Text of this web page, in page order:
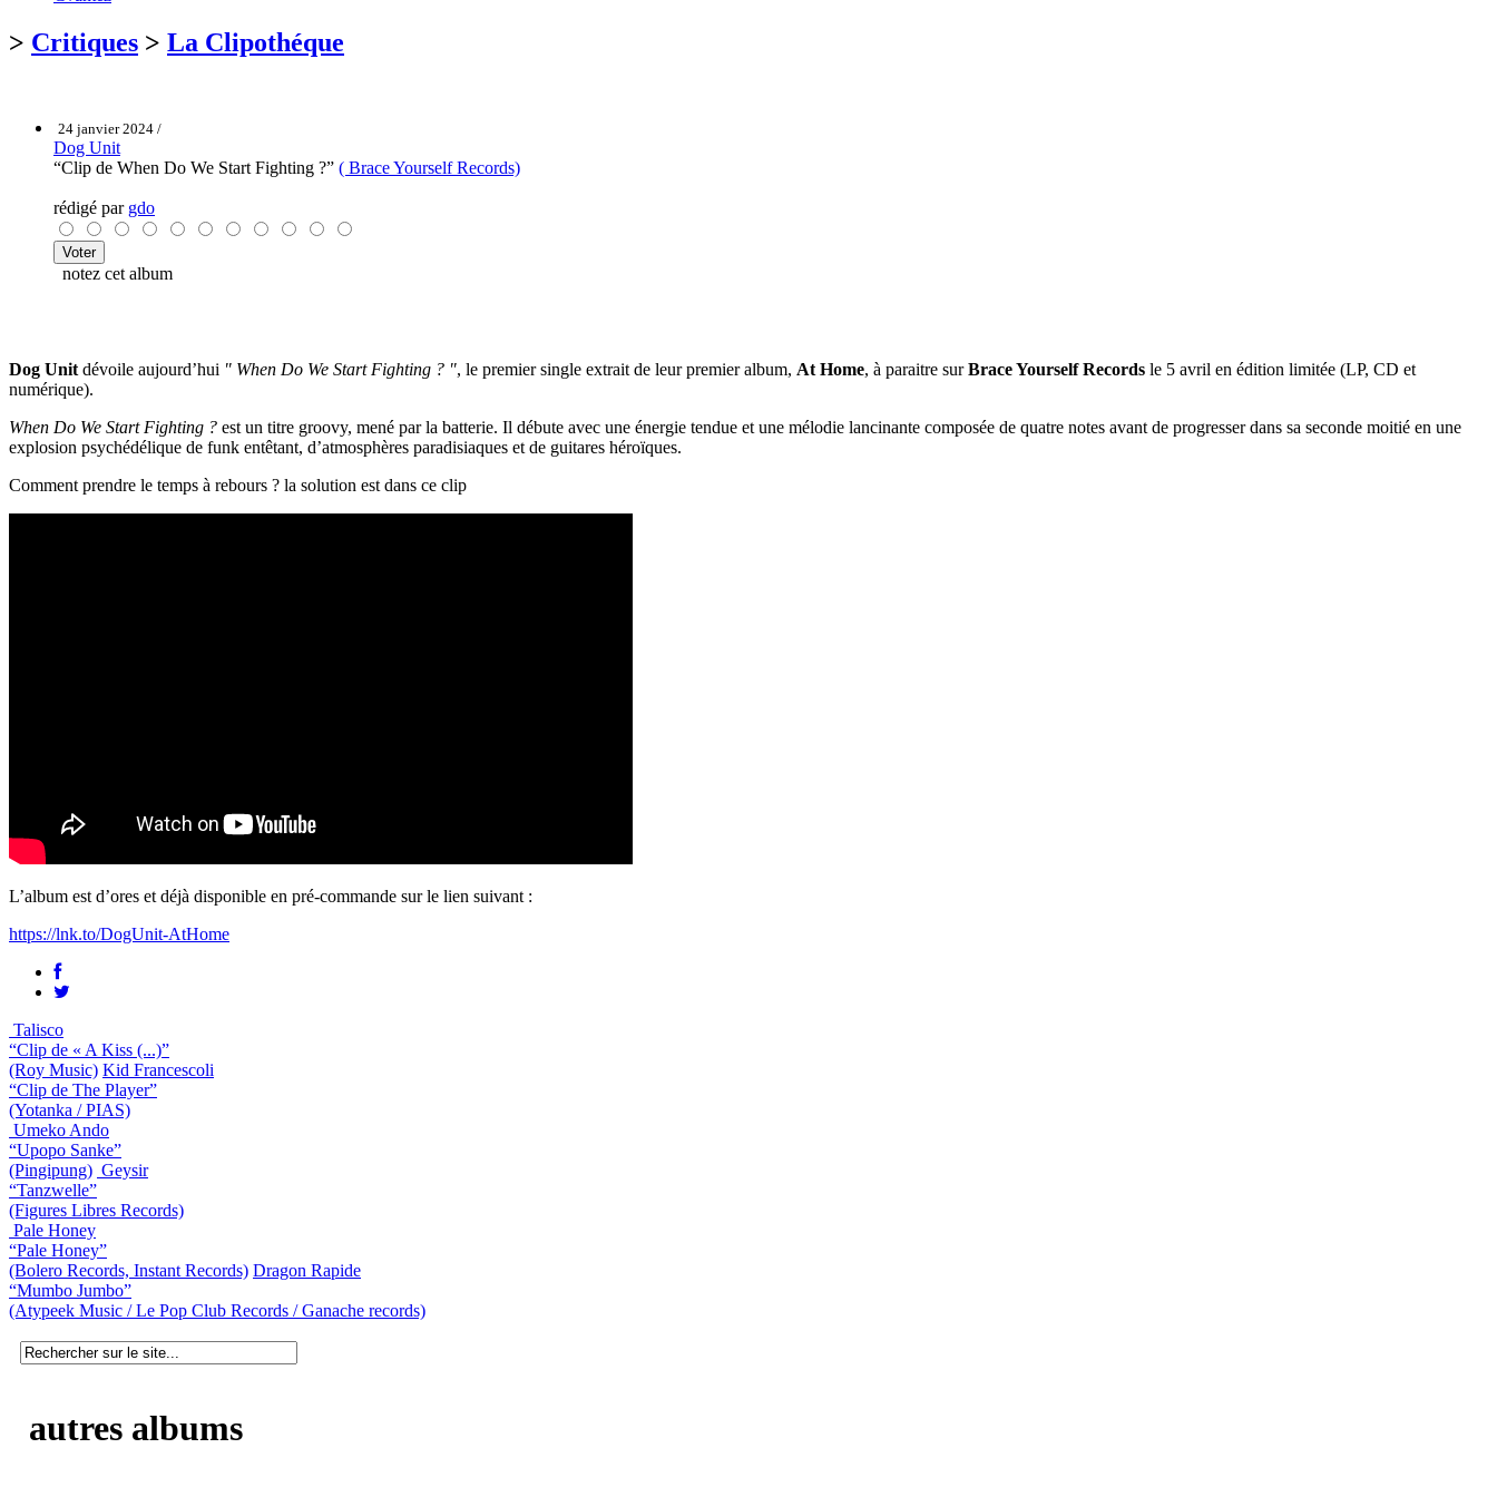
> Critiques > La Clipothéque
24 janvier 2024 /
Dog Unit
“Clip de When Do We Start Fighting ?” ( Brace Yourself Records)
rédigé par gdo
notez cet album
Dog Unit dévoile aujourd’hui " When Do We Start Fighting ? ", le premier single extrait de leur premier album, At Home, à paraitre surBrace Yourself Records le 5 avril en édition limitée (LP, CD et
numérique).
When Do We Start Fighting ? est un titre groovy, mené par la batterie. Il débute avec une énergie tendue et une mélodie lancinante composée de quatre notes avant de progresser dans sa seconde moitié en une
explosion psychédélique de funk entêtant, d’atmosphères paradisiaques et de guitares héroïques.
Comment prendre le temps à rebours ? la solution est dans ce clip
L’album est d’ores et déjà disponible en pré-commande sur le lien suivant :
https://lnk.to/DogUnit-AtHome
Talisco
“Clip de « A Kiss (...)”
(Roy Music) Kid Francescoli
“Clip de The Player”
(Yotanka / PIAS)
Umeko Ando
“Upopo Sanke”
(Pingipung) Geysir
“Tanzwelle”
(Figures Libres Records)
Pale Honey
“Pale Honey”
(Bolero Records, Instant Records) Dragon Rapide
“Mumbo Jumbo”
(Atypeek Music / Le Pop Club Records / Ganache records)
autres albums